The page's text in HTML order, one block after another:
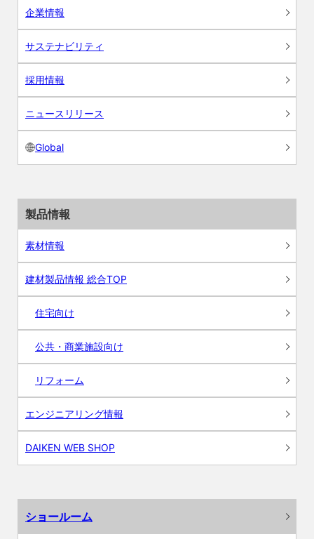
企業情報
サステナビリティ
採用情報
ニュースリリース
Global
製品情報
素材情報
建材製品情報 総合TOP
住宅向け
公共・商業施設向け
リフォーム
エンジニアリング情報
DAIKEN WEB SHOP
ショールーム